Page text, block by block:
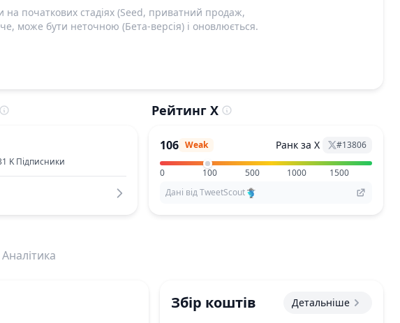
початкових стадіях (Seed, приватний продаж,
може бути неточною (Бета-версія) і оновлюється.
K Підписники
Рейтинг X
106 Weak Ранк за X #13806
0 100 500 1000
1500
Дані від TweetScout
Аналітика
Збір коштів Детальніше